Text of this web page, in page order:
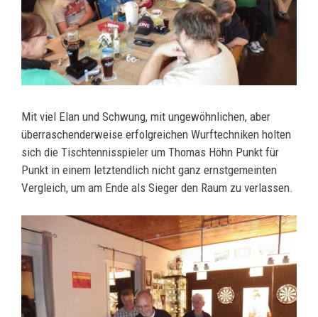
Mit viel Elan und Schwung, mit ungewöhnlichen, aber
überraschenderweise erfolgreichen Wurftechniken holten
sich die Tischtennisspieler um Thomas Höhn Punkt für
Punkt in einem letztendlich nicht ganz ernstgemeinten
Vergleich, um am Ende als Sieger den Raum zu verlassen.